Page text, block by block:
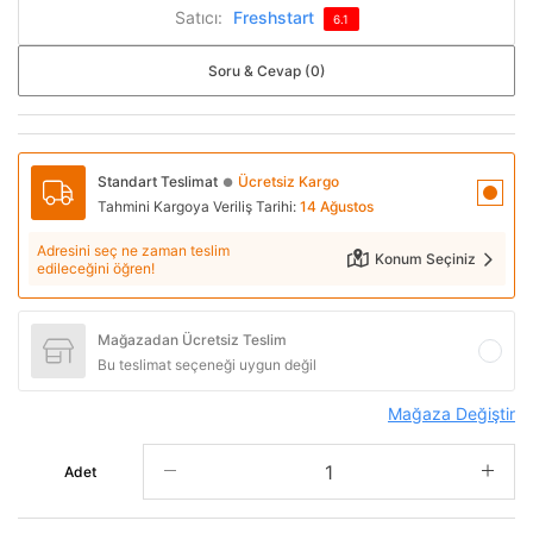
Satıcı: Freshstart 6.1
Soru & Cevap (0)
Standart Teslimat ● Ücretsiz Kargo
Tahmini Kargoya Veriliş Tarihi: 14 Ağustos
Adresini seç ne zaman teslim
edileceğini öğren!
Konum Seçiniz
Mağazadan Ücretsiz Teslim
Bu teslimat seçeneği uygun değil
Mağaza Değiştir
Adet